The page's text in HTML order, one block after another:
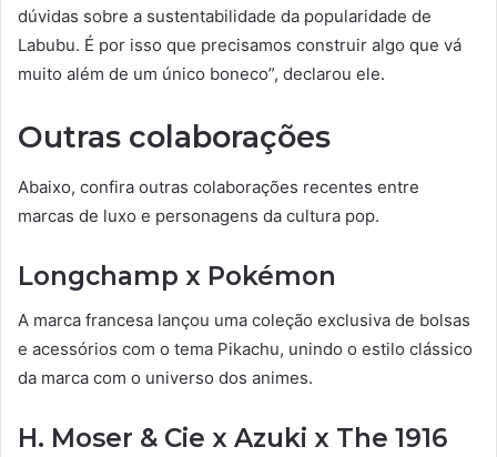
dúvidas sobre a sustentabilidade da popularidade de
Labubu. É por isso que precisamos construir algo que vá
muito além de um único boneco”, declarou ele.
Outras colaborações
Abaixo, confira outras colaborações recentes entre
marcas de luxo e personagens da cultura pop.
Longchamp x Pokémon
A marca francesa lançou uma coleção exclusiva de bolsas
e acessórios com o tema Pikachu, unindo o estilo clássico
da marca com o universo dos animes.
H. Moser & Cie x Azuki x The 1916